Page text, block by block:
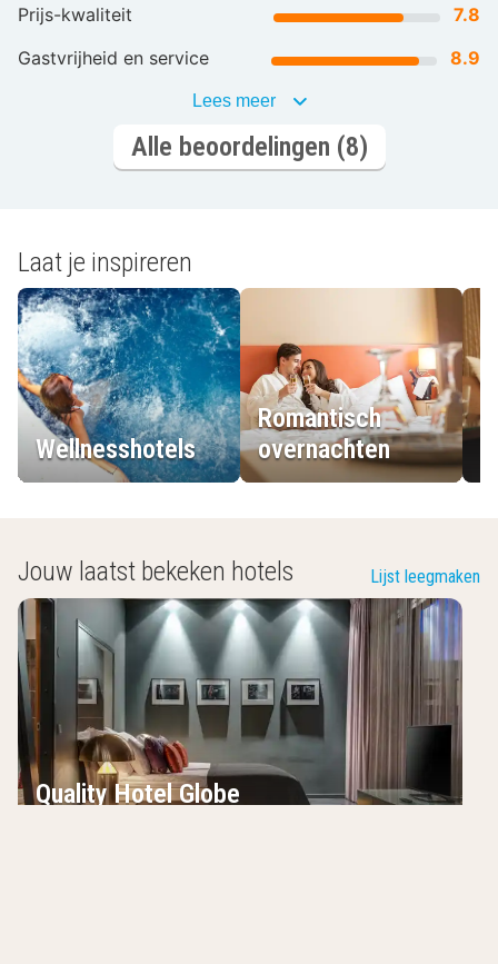
Prijs-kwaliteit
7.8
Gastvrijheid en service
8.9
Lees meer
Alle beoordelingen (8)
Laat je inspireren
Wellnesshotels
Romantisch
overnachten
Jouw laatst bekeken hotels Lijst leegmaken
Quality Hotel Globe